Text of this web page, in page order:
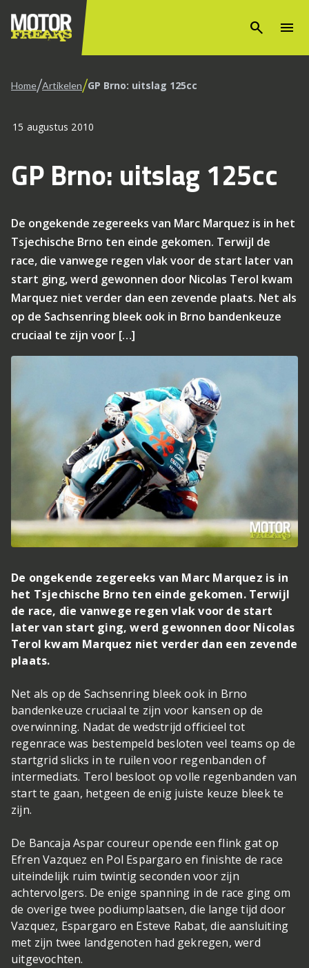
search menu
Home/Artikelen/GP Brno: uitslag 125cc
15 augustus 2010
GP Brno: uitslag 125cc
De ongekende zegereeks van Marc Marquez is in het
Tsjechische Brno ten einde gekomen. Terwijl de
race, die vanwege regen vlak voor de start later van
start ging, werd gewonnen door Nicolas Terol kwam
Marquez niet verder dan een zevende plaats. Net als
op de Sachsenring bleek ook in Brno bandenkeuze
cruciaal te zijn voor […]
De ongekende zegereeks van Marc Marquez is in
het Tsjechische Brno ten einde gekomen. Terwijl
de race, die vanwege regen vlak voor de start
later van start ging, werd gewonnen door Nicolas
Terol kwam Marquez niet verder dan een zevende
plaats.
Net als op de Sachsenring bleek ook in Brno
bandenkeuze cruciaal te zijn voor kansen op de
overwinning. Nadat de wedstrijd officieel tot
regenrace was bestempeld besloten veel teams op de
startgrid slicks in te ruilen voor regenbanden of
intermediats. Terol besloot op volle regenbanden van
start te gaan, hetgeen de enig juiste keuze bleek te
zijn.
De Bancaja Aspar coureur opende een flink gat op
Efren Vazquez en Pol Espargaro en finishte de race
uiteindelijk ruim twintig seconden voor zijn
achtervolgers. De enige spanning in de race ging om
de overige twee podiumplaatsen, die lange tijd door
Vazquez, Espargaro en Esteve Rabat, die aansluiting
met zijn twee landgenoten had gekregen, werd
uitgevochten.